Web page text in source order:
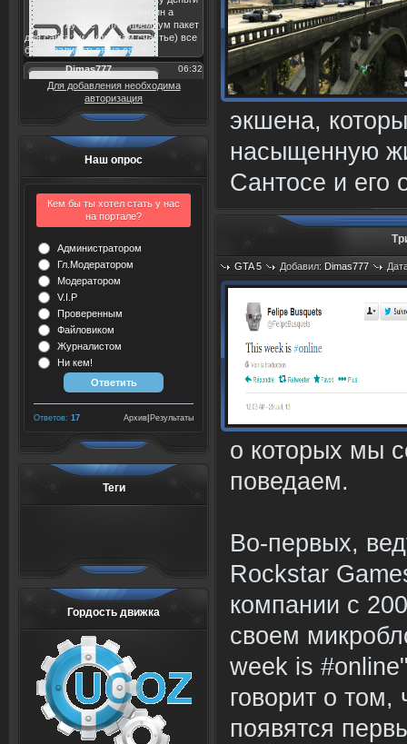
Для добавления необходима
авторизация
Наш опрос
Кем бы ты хотел стать у нас
на портале?
Администратором
Гл.Модератором
Модератором
V.I.P
Проверенным
Файловиком
Журналистом
Ни кем!
Ответов: 17 Результаты
Архив
Теги
Гордость движка
экшена,
насыщенную
Сантосе и его
GTA 5 Добавил: Dimas777
о которых мы
поведаем.
Во-первых,
Rockstar
компании с
своем
week is
говорит о том,
появятся